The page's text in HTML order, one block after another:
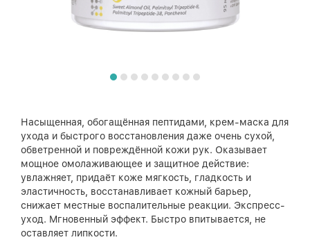
Насыщенная, обогащённая пептидами, крем-маска для
ухода и быстрого восстановления даже очень сухой,
обветренной и повреждённой кожи рук. Оказывает
мощное омолаживающее и защитное действие:
увлажняет, придаёт коже мягкость, гладкость и
эластичность, восстанавливает кожный барьер,
снижает местные воспалительные реакции. Экспресс-
уход. Мгновенный эффект. Быстро впитывается, не
оставляет липкости.